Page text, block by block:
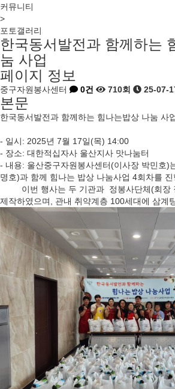
커뮤니티
>
포토갤러리
한국동서발전과 함께하는
눔 사업
페이지 정보
중구자원봉사센터 0건 710회 25-07-
본문
한국동서발전과 함께하는 힘나는밥상 나눔 사
- 일시: 2025년 7월 17일(목) 14:00
- 장소: 대한적십자사 울산지사 맛나눔터
- 내용: 울산중구자원봉사센터(이사장 박민호)
명호)과 함께 힘나는 밥상 나눔사업 4회차를 진
이번 행사는 두 기관과 정봉사단체(회장
제작하였으며, 관내 취약계층 100세대에 삼계